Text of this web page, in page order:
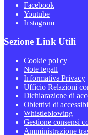
Facebook
Youtube
Instagram
Sezione Link Utili
Cookie policy
Note legali
Informativa Privacy
Ufficio Relazioni
Dichiarazione di
Obiettivi di
Whistleblowing
Gestione consensi
Amministrazione